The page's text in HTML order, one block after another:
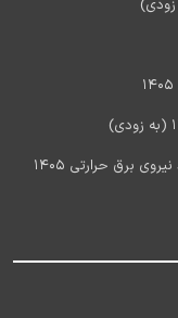
آخرین اخبار استخدام شرکت مادر تخصصی تولید نیروی برق حرارتی 1405